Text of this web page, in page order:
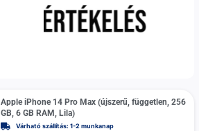
Apple iPhone 14 Pro Max (újszerű, független, 256
GB, 6 GB RAM, Lila)
Várható szállítás: 1-2 munkanap